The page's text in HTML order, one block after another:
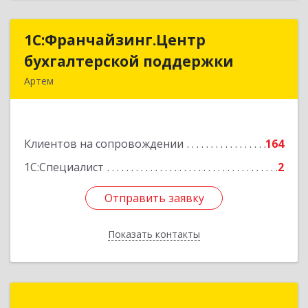
1С:Франчайзинг.Центр
бухгалтерской поддержки
Артем
Клиентов на сопровождении
164
1С:Специалист
2
Отправить заявку
Показать контакты
1С:Франчайзинг.Центр
бухгалтерской поддержки
Подробнее
Отправить заявку
Назад